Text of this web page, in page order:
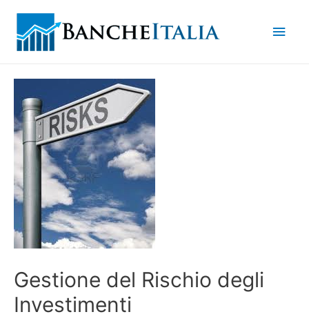
Gestione del Rischio degli
Investimenti